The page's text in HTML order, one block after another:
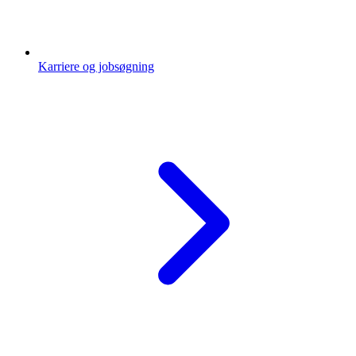
Karriere og jobsøgning